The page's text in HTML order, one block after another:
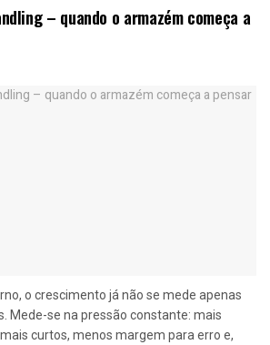
– quando o armazém começa a
o crescimento já não se mede apenas
Mede-se na pressão constante: mais
curtos, menos margem para erro e,